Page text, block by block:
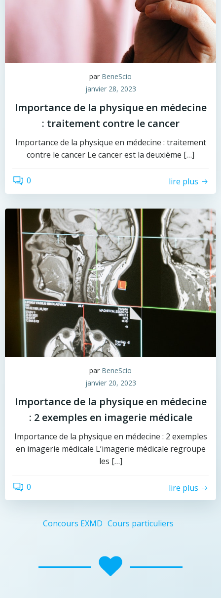
par BeneScio
janvier 28, 2023
Importance de la physique en médecine
: traitement contre le cancer
Importance de la physique en médecine : traitement
contre le cancer Le cancer est la deuxième […]
0 lire plus
par BeneScio
janvier 20, 2023
Importance de la physique en médecine
: 2 exemples en imagerie médicale
Importance de la physique en médecine : 2 exemples
en imagerie médicale L’imagerie médicale regroupe
les […]
0 lire plus
Concours EXMD Cours particuliers